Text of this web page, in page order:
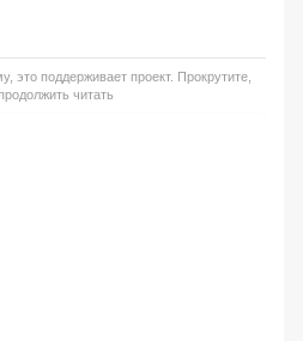
это поддерживает проект. Прокрутите,
читать